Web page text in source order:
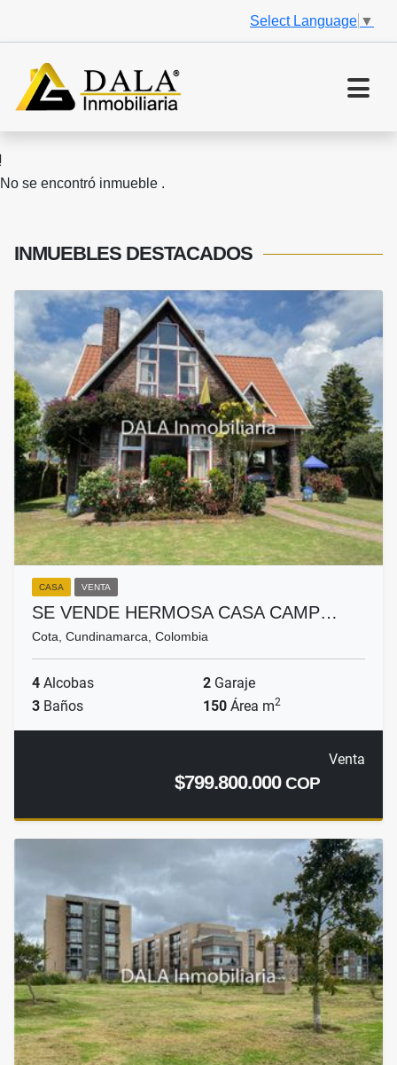
Select Language ▼
No se encontró inmueble .
INMUEBLES DESTACADOS
CASA VENTA
SE VENDE HERMOSA CASA CAMP…
Cota, Cundinamarca, Colombia
4 Alcobas 2 Garaje
3 Baños 150 Área m2
Venta
$799.800.000COP